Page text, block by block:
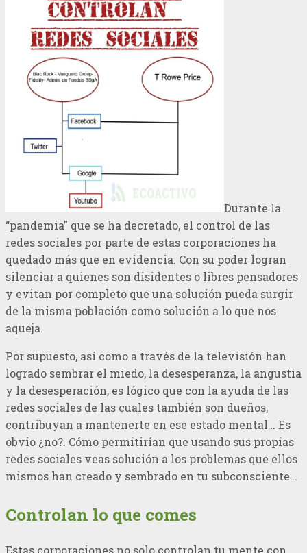
Durante la
“pandemia” que se ha decretado, el control de las
redes sociales por parte de estas corporaciones ha
quedado más que en evidencia. Con su poder logran
silenciar a quienes son disidentes o libres pensadores
y evitan por completo que una solución pueda surgir
de la misma población como solución a lo que nos
aqueja.
Por supuesto, así como a través de la televisión han
logrado sembrar el miedo, la desesperanza, la angustia
y la desesperación, es lógico que con la ayuda de las
redes sociales de las cuales también son dueños,
contribuyan a mantenerte en ese estado mental… Es
obvio ¿no?. Cómo permitirían que usando sus propias
redes sociales veas solución a los problemas que ellos
mismos han creado y sembrado en tu subconsciente…
Controlan lo que comes
Estas corporaciones no solo controlan tu mente con